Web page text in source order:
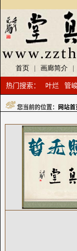
首页 画廊简介
热门搜索： 叶烂 管
您当前的位置： 网站首